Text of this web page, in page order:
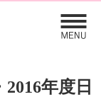
年度日